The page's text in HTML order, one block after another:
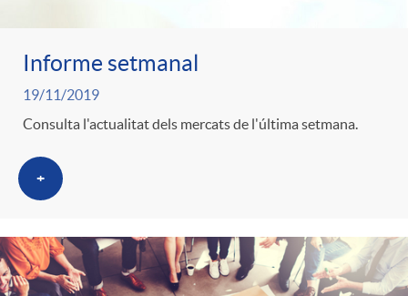
Informe setmanal
19/11/2019
Consulta l'actualitat dels mercats de l'última setmana.
+